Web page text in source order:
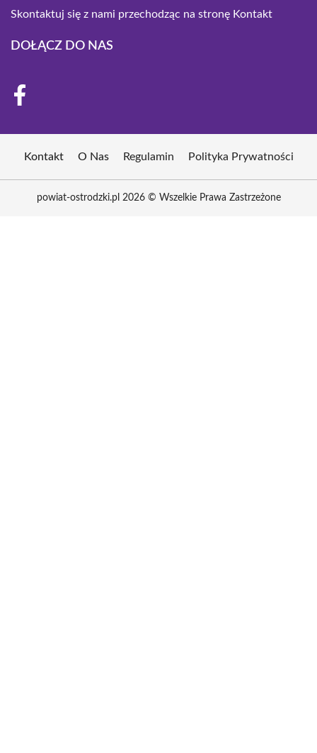
Skontaktuj się z nami przechodząc na stronę Kontakt
DOŁĄCZ DO NAS
Kontakt O Nas Regulamin Polityka Prywatności
powiat-ostrodzki.pl 2026 © Wszelkie Prawa Zastrzeżone